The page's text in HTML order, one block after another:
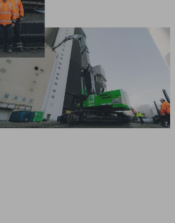
44 Metern ermöglicht,
Schrottschere vom
Maschine mühelos
modulare Aufbau des
es zudem, den Ausleger
beispielsweise auf eine